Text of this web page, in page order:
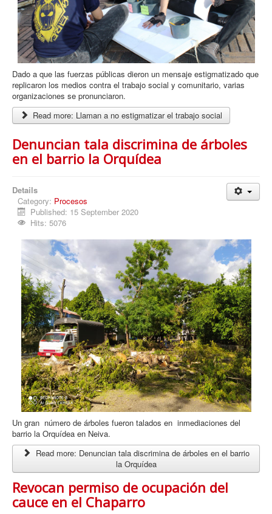
Dado a que las fuerzas públicas dieron un mensaje estigmatizado que
replicaron los medios contra el trabajo social y comunitario, varias
organizaciones se pronunciaron.
Read more: Llaman a no estigmatizar el trabajo social
Denuncian tala discrimina de árboles
en el barrio la Orquídea
Details
Category: Procesos
Published: 15 September 2020
Hits: 5076
Un gran número de árboles fueron talados en inmediaciones del
barrio la Orquídea en Neiva.
Read more: Denuncian tala discrimina de árboles en el barrio
la Orquídea
Revocan permiso de ocupación del
cauce en el Chaparro